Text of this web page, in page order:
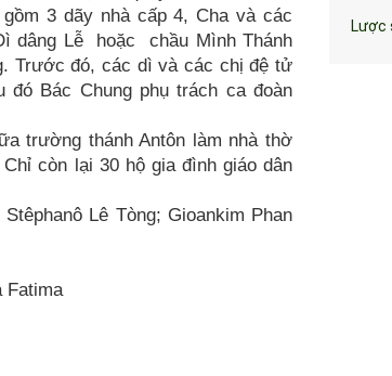
3 dãy nhà cấp 4, Cha và các
dâng Lễ hoặc chầu Mình Thánh
Trước đó, các dì và các chị đệ tử
Bác Chung phụ trách ca đoàn
trường thánh Antôn làm nhà thờ
còn lại 30 hộ gia đình giáo dân
Lê Tòng; Gioankim Phan
Fatima
Lược